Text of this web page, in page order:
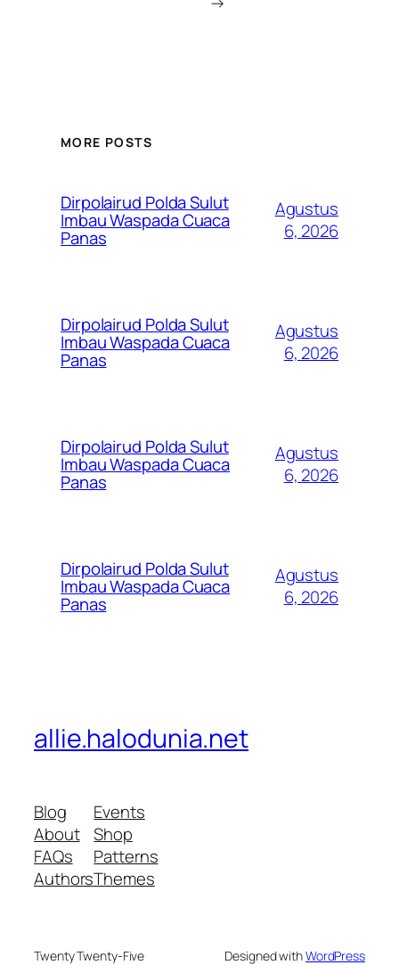
MORE POSTS
Dirpolairud Polda Sulut
Imbau Waspada Cuaca
Panas
Agustus
6, 2026
Dirpolairud Polda Sulut
Imbau Waspada Cuaca
Panas
Agustus
6, 2026
Dirpolairud Polda Sulut
Imbau Waspada Cuaca
Panas
Agustus
6, 2026
Dirpolairud Polda Sulut
Imbau Waspada Cuaca
Panas
Agustus
6, 2026
allie.halodunia.net
Blog
About
FAQs
Authors
Events
Shop
Patterns
Themes
Twenty Twenty-Five Designed withWordPress